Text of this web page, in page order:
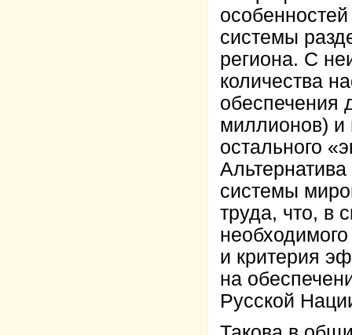
системы
региона. С
количества
обеспечения
миллионов) и
остального
системы
труда, что, в
и критерия
на
Русской